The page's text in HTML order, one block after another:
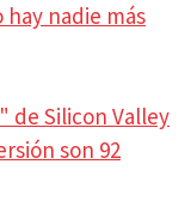
hay nadie más
de Silicon Valley
son 92